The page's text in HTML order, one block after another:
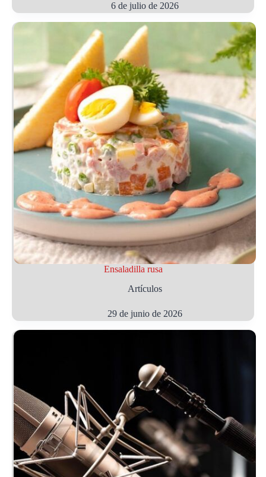
6 de julio de 2026
Ensaladilla rusa
Artículos
29 de junio de 2026